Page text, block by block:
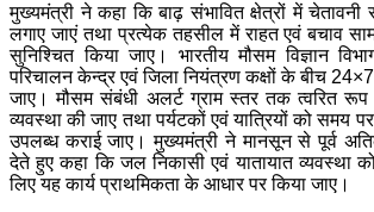
मुख्यमंत्री ने कहा कि बाढ़ संभावित क्षेत्रों में
लगाए जाएं तथा प्रत्येक तहसील में राहत एवं बचाव
सुनिश्चित किया जाए। भारतीय मौसम विज्ञान
परिचालन केन्द्र एवं जिला नियंत्रण कक्षों के बीच
जाए। मौसम संबंधी अलर्ट ग्राम स्तर तक त्वरित रूप
व्यवस्था की जाए तथा पर्यटकों एवं यात्रियों को समय
उपलब्ध कराई जाए। मुख्यमंत्री ने मानसून से पूर्व
देते हुए कहा कि जल निकासी एवं यातायात व्यवस्था
लिए यह कार्य प्राथमिकता के आधार पर किया जाए।